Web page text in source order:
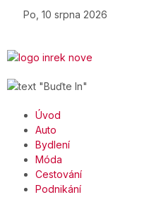
Po, 10 srpna 2026
Úvod
Auto
Bydlení
Móda
Cestování
Podnikání